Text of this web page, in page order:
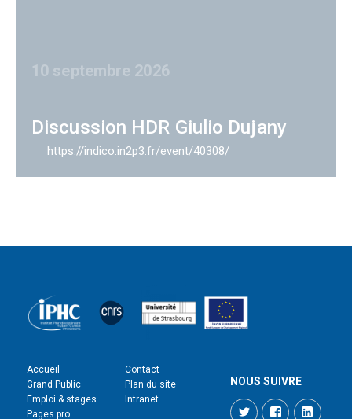
10 septembre 2026
Discussion HDR Giulio Dujany
https://indico.in2p3.fr/event/40308/
Accueil
Grand Public
Emploi & stages
Pages pro
Contact
Plan du site
Intranet
NOUS SUIVRE
TwitterFacebook